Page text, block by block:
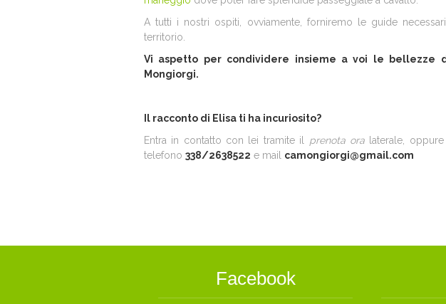
A tutti i nostri ospiti, ovviamente, forniremo le guide
territorio.
Vi aspetto per condividere insieme a voi le bellezze
Mongiorgi.
Il racconto di Elisa ti ha incuriosito?
Entra in contatto con lei tramite il prenota oralaterale, oppure
telefono 338/2638522 e mail camongiorgi@gmail.com
Facebook